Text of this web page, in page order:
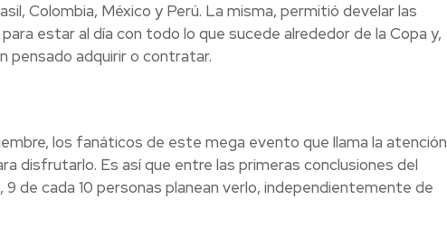
Colombia, México y Perú. La misma, permitió develar las
estar al día con todo lo que sucede alrededor de la Copa y,
pensado adquirir o contratar.
los fanáticos de este mega evento que llama la atención
disfrutarlo. Es así que entre las primeras conclusiones del
de cada 10 personas planean verlo, independientemente de